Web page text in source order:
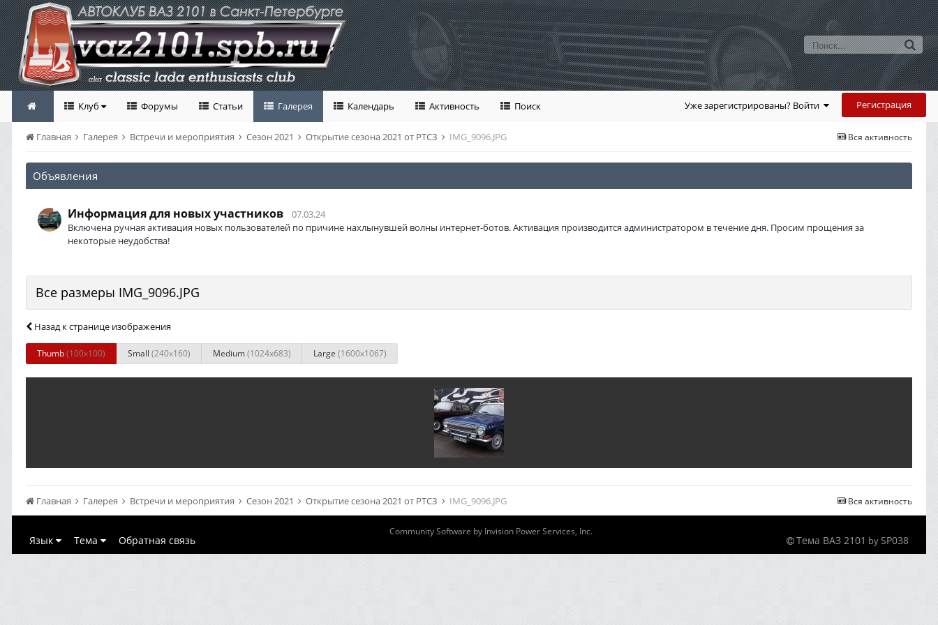
Уже зарегистрированы? Войти Регистрация
Клуб Форумы Статьи Галерея Календарь Активность Поиск
Вся активность
Главная Галерея Встречи и мероприятия Сезон 2021 Открытие сезона 2021 от РТСЗ IMG_9096.JPG
Объявления
Информация для новых участников
07.03.24
Включена ручная активация новых пользователей по причине нахлынувшей волны интернет-ботов. Активация производится администратором в течение дня. Просим прощения за
некоторые неудобства!
Все размеры IMG_9096.JPG
Назад к странице изображения
Thumb(100x100) Small (240x160) Medium(1024x683) Large (1600x1067)
Вся активность
Главная Галерея Встречи и мероприятия Сезон 2021 Открытие сезона 2021 от РТСЗ IMG_9096.JPG
Тема ВАЗ 2101 by SP038
Язык Тема Обратная связь
Community Software by Invision Power Services, Inc.